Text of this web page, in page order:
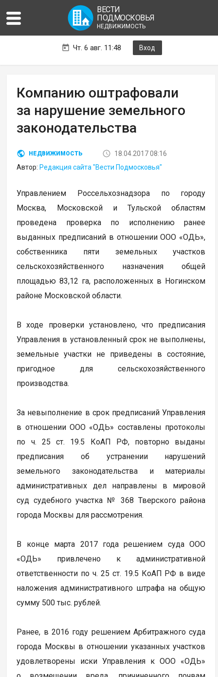
ВЕСТИ
ПОДМОСКОВЬЯ
НЕДВИЖИМОСТЬ
Чт. 6 авг. 11:48 Вход
Компанию оштрафовали
за нарушение земельного
законодательства
НЕДВИЖИМОСТЬ
18.04.2017 08:16
Автор: Редакция сайта "Вести Подмосковья"
Управлением Россельхознадзора по городу
Москва, Московской и Тульской областям
проведена проверка по исполнению ранее
выданных предписаний в отношении ООО «ОДЬ»,
собственника пяти земельных участков
сельскохозяйственного назначения общей
площадью 83,12 га, расположенных в Ногинском
районе Московской области.
В ходе проверки установлено, что предписания
Управления в установленный срок не выполнены,
земельные участки не приведены в состояние,
пригодное для сельскохозяйственного
производства.
За невыполнение в срок предписаний Управления
в отношении ООО «ОДЬ» составлены протоколы
по ч. 25 ст. 19.5 КоАП РФ, повторно выданы
предписания об устранении нарушений
земельного законодательства и материалы
административных дел направлены в мировой
суд судебного участка № 368 Тверского района
города Москвы для рассмотрения.
В конце марта 2017 года решением суда ООО
«ОДЬ» привлечено к административной
ответственности по ч. 25 ст. 19.5 КоАП РФ в виде
наложения административного штрафа на общую
сумму 500 тыс. рублей.
Ранее, в 2016 году решением Арбитражного суда
города Москвы в отношении указанных участков
удовлетворены иски Управления к ООО «ОДЬ»